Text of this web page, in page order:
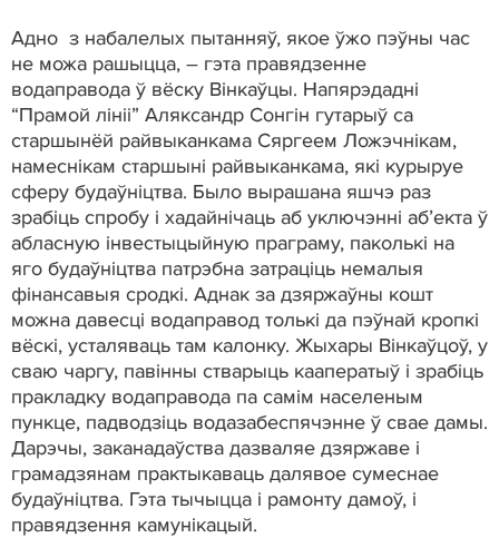
Адно з набалелых пытанняў, якое ўжо пэўны час
не можа рашыцца, – гэта правядзенне
водаправода ў вёску Вінкаўцы. Напярэдадні
“Прамой лініі” Аляксандр Сонгін гутарыў са
старшынёй райвыканкама Сяргеем Ложэчнікам,
намеснікам старшыні райвыканкама, які курыруе
сферу будаўніцтва. Было вырашана яшчэ раз
зрабіць спробу і хадайнічаць аб уключэнні аб’екта ў
абласную інвестыцыйную праграму, паколькі на
яго будаўніцтва патрэбна затраціць немалыя
фінансавыя сродкі. Аднак за дзяржаўны кошт
можна давесці водаправод толькі да пэўнай кропкі
вёскі, усталяваць там калонку. Жыхары Вінкаўцоў, у
сваю чаргу, павінны стварыць кааператыў і зрабіць
пракладку водаправода па самім населеным
пункце, падводзіць водазабеспячэнне ў свае дамы.
Дарэчы, заканадаўства дазваляе дзяржаве і
грамадзянам практыкаваць далявое сумеснае
будаўніцтва. Гэта тычыцца і рамонту дамоў, і
правядзення камунікацый.